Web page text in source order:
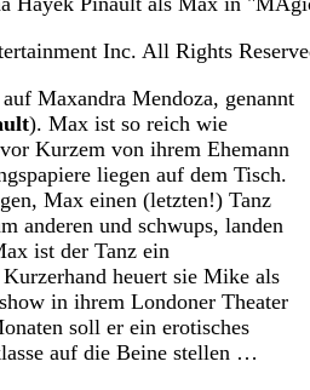
Inc. All Rights
Maxandra Mendoza, genannt
). Max ist so reich wie
Kurzem von ihrem Ehemann
liegen auf dem Tisch.
Max einen (letzten!) Tanz
anderen und schwups, landen
ist der Tanz ein
heuert sie Mike als
in ihrem Londoner Theater
soll er ein erotisches
auf die Beine stellen …